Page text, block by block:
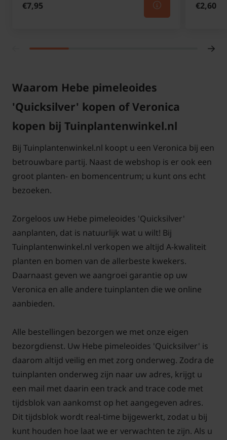
€7,95 €2,60
Waarom Hebe pimeleoides
'Quicksilver' kopen of Veronica
kopen bij Tuinplantenwinkel.nl
Bij Tuinplantenwinkel.nl koopt u een Veronica bij een
betrouwbare partij. Naast de webshop is er ook een
groot planten- en bomencentrum; u kunt ons echt
bezoeken.
Zorgeloos uw Hebe pimeleoides 'Quicksilver'
aanplanten, dat is natuurlijk wat u wilt! Bij
Tuinplantenwinkel.nl verkopen we altijd A-kwaliteit
planten en bomen van de allerbeste kwekers.
Daarnaast geven we aangroei garantie op uw
Veronica en alle andere tuinplanten die we online
aanbieden.
Alle bestellingen bezorgen we met onze eigen
bezorgdienst. Uw Hebe pimeleoides 'Quicksilver' is
daarom altijd veilig en met zorg onderweg. Zodra de
tuinplanten onderweg zijn naar uw adres, krijgt u
een mail met daarin een track and trace code met
tijdsblok van aankomst op het aangegeven adres.
Dit tijdsblok wordt real-time bijgewerkt, zodat u bij
kunt houden hoe laat we er verwachten te zijn. Als u